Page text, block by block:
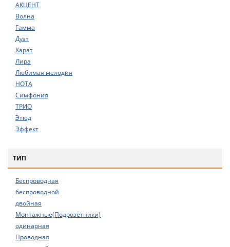
АКЦЕНТ
Волна
Гамма
Дуэт
Карат
Лира
Любимая мелодия
НОТА
Симфония
ТРИО
Этюд
Эффект
ТИП
Беспроводная
беспроводной
двойная
Монтажные(Подрозетники)
одинарная
Проводная